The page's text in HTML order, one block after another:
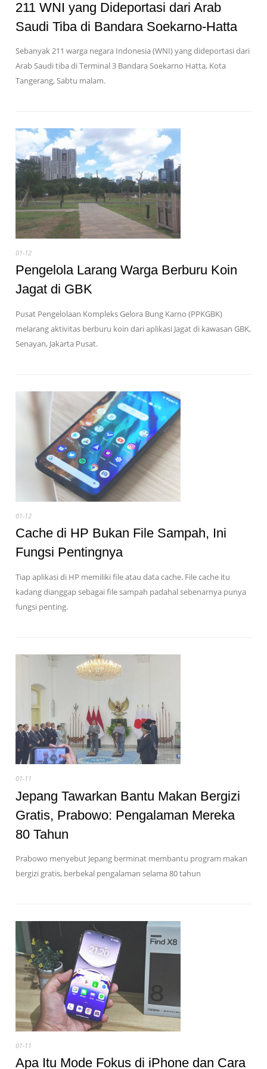
211 WNI yang Dideportasi dari Arab
Saudi Tiba di Bandara Soekarno-Hatta
Sebanyak 211 warga negara Indonesia (WNI) yang dideportasi dari
Arab Saudi tiba di Terminal 3 Bandara Soekarno Hatta, Kota
Tangerang, Sabtu malam.
01-12
Pengelola Larang Warga Berburu Koin
Jagat di GBK
Pusat Pengelolaan Kompleks Gelora Bung Karno (PPKGBK)
melarang aktivitas berburu koin dari aplikasi Jagat di kawasan GBK,
Senayan, Jakarta Pusat.
01-12
Cache di HP Bukan File Sampah, Ini
Fungsi Pentingnya
Tiap aplikasi di HP memiliki file atau data cache. File cache itu
kadang dianggap sebagai file sampah padahal sebenarnya punya
fungsi penting.
01-11
Jepang Tawarkan Bantu Makan Bergizi
Gratis, Prabowo: Pengalaman Mereka
80 Tahun
Prabowo menyebut Jepang berminat membantu program makan
bergizi gratis, berbekal pengalaman selama 80 tahun
01-11
Apa Itu Mode Fokus di iPhone dan Cara